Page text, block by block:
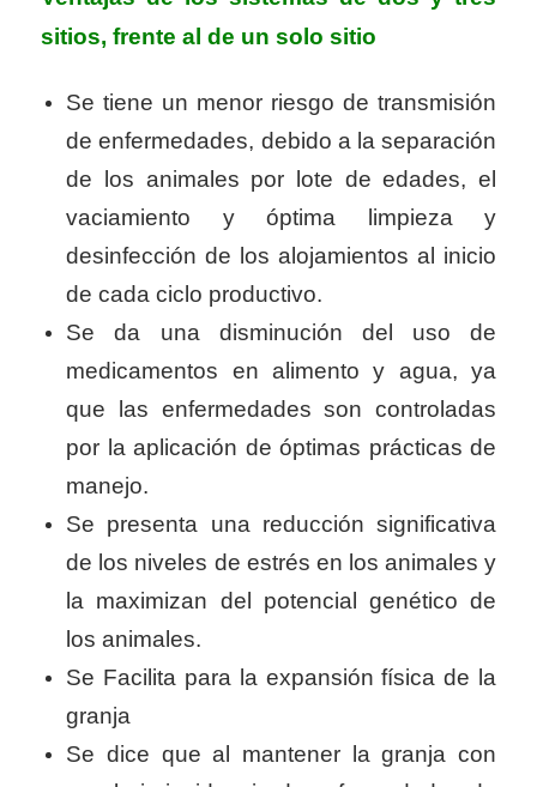
sitios, frente al de un solo sitio
Se tiene un menor riesgo de transmisión
de enfermedades, debido a la separación
de los animales por lote de edades, el
vaciamiento y óptima limpieza y
desinfección de los alojamientos al inicio
de cada ciclo productivo.
Se da una disminución del uso de
medicamentos en alimento y agua, ya
que las enfermedades son controladas
por la aplicación de óptimas prácticas de
manejo.
Se presenta una reducción significativa
de los niveles de estrés en los animales y
la maximizan del potencial genético de
los animales.
Se Facilita para la expansión física de la
granja
Se dice que al mantener la granja con